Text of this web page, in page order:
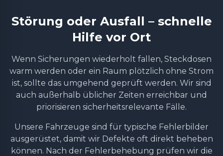
Störung oder Ausfall – schnelle
Hilfe vor Ort
Wenn Sicherungen wiederholt fallen, Steckdosen
warm werden oder ein Raum plötzlich ohne Strom
ist, sollte das umgehend geprüft werden. Wir sind
auch außerhalb üblicher Zeiten erreichbar und
priorisieren sicherheitsrelevante Fälle.
Unsere Fahrzeuge sind für typische Fehlerbilder
ausgerüstet, damit wir Defekte oft direkt beheben
können. Nach der Fehlerbehebung prüfen wir die